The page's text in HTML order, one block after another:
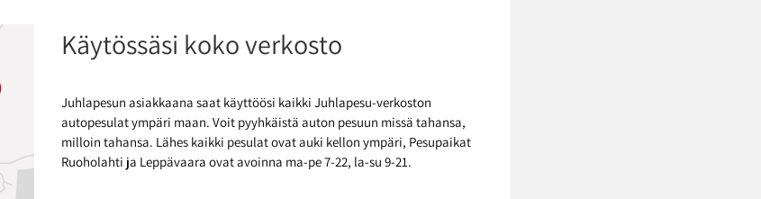
Käytössäsi koko verkosto
Juhlapesun asiakkaana saat käyttöösi kaikki Juhlapesu-verkoston
autopesulat ympäri maan.Voit pyyhkäistä auton pesuun missä tahansa,
milloin tahansa. Lähes kaikki pesulat ovat auki kellon ympäri, Pesupaikat
Ruoholahti ja Leppävaara ovat avoinna ma-pe 7-22, la-su 9-21.